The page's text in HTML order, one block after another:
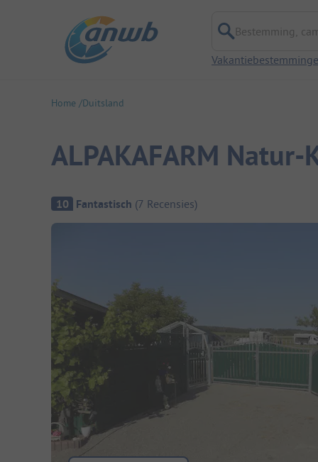
Bestemming,
Home Duitsland
ALPAKAFARM
Camping overzicht
10 Fantastisch (7 Recensies)